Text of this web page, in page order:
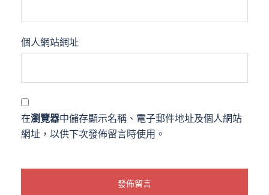
個人網站網址
在瀏覽器中儲存顯示名稱、電子郵件地址及個人網站
網址，以供下次發佈留言時使用。